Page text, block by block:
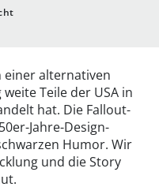
einer alternativen
Teile der USA in
hat. Die Fallout-
Jahre-Design-
Humor. Wir
und die Story